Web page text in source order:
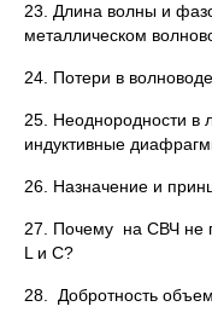
23. Длина волны и
металлическом
24. Потери в
25. Неоднородности в
индуктивные
26. Назначение и
27. Почему на СВЧ не
L и C?
28. Добротность